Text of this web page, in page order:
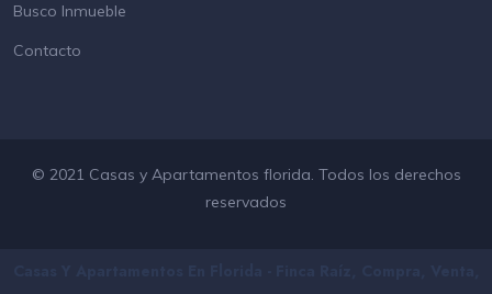
Busco Inmueble
Contacto
© 2021 Casas y Apartamentos florida. Todos los derechos
reservados